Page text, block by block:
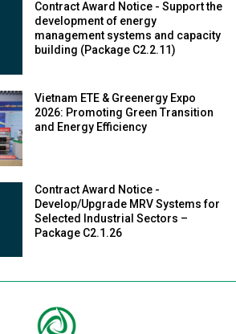
Contract Award Notice - Support the
development of energy
management systems and capacity
building (Package C2.2.11)
Vietnam ETE & Greenergy Expo
2026: Promoting Green Transition
and Energy Efficiency
Contract Award Notice -
Develop/Upgrade MRV Systems for
Selected Industrial Sectors –
Package C2.1.26